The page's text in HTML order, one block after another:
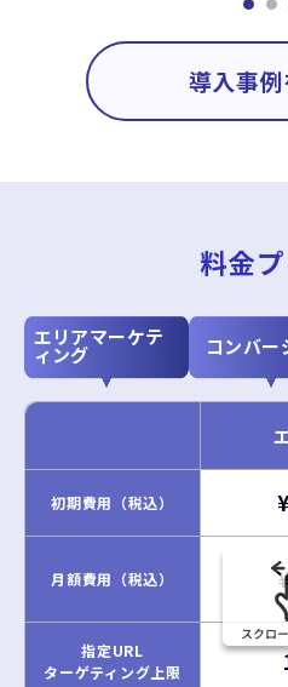
導入事
料金
エリアマーケテ
ィング コンバー
初期費用（税込）
月額費用（税込）
指定URL
ターゲティング上限